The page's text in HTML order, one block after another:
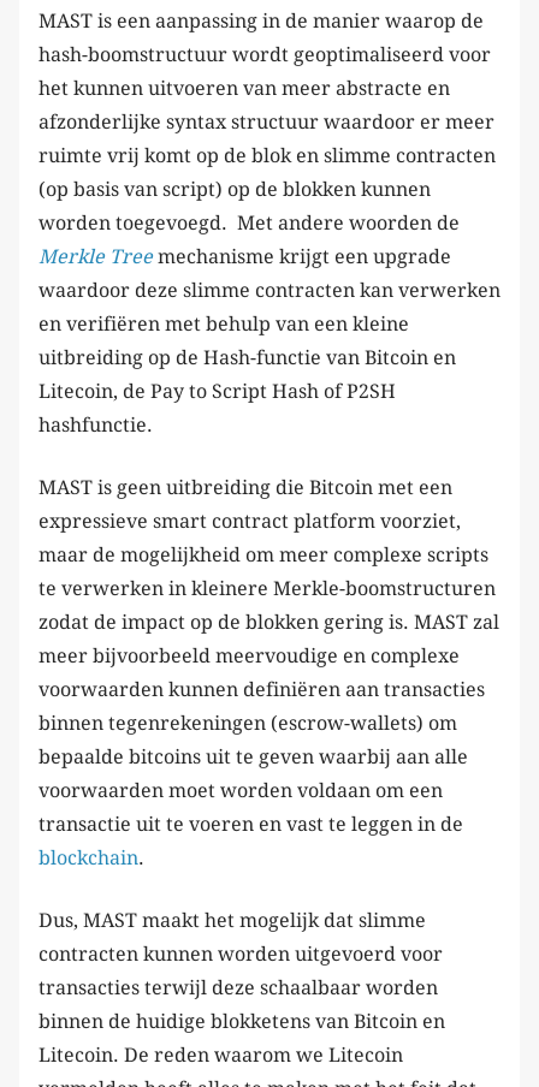
MAST is een aanpassing in de manier waarop de
hash-boomstructuur wordt geoptimaliseerd voor
het kunnen uitvoeren van meer abstracte en
afzonderlijke syntax structuur waardoor er meer
ruimte vrij komt op de blok en slimme contracten
(op basis van script) op de blokken kunnen
worden toegevoegd. Met andere woorden de
Merkle Treemechanisme krijgt een upgrade
waardoor deze slimme contracten kan verwerken
en verifiëren met behulp van een kleine
uitbreiding op de Hash-functie van Bitcoin en
Litecoin, de Pay to Script Hash of P2SH
hashfunctie.
MAST is geen uitbreiding die Bitcoin met een
expressieve smart contract platform voorziet,
maar de mogelijkheid om meer complexe scripts
te verwerken in kleinere Merkle-boomstructuren
zodat de impact op de blokken gering is. MAST zal
meer bijvoorbeeld meervoudige en complexe
voorwaarden kunnen definiëren aan transacties
binnen tegenrekeningen (escrow-wallets) om
bepaalde bitcoins uit te geven waarbij aan alle
voorwaarden moet worden voldaan om een
transactie uit te voeren en vast te leggen in de
blockchain.
Dus, MAST maakt het mogelijk dat slimme
contracten kunnen worden uitgevoerd voor
transacties terwijl deze schaalbaar worden
binnen de huidige blokketens van Bitcoin en
Litecoin. De reden waarom we Litecoin